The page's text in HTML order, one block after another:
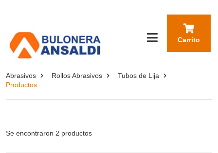
Carrito
Abrasivos Rollos Abrasivos
Tubos de Lija
Productos
Se encontraron 2 productos